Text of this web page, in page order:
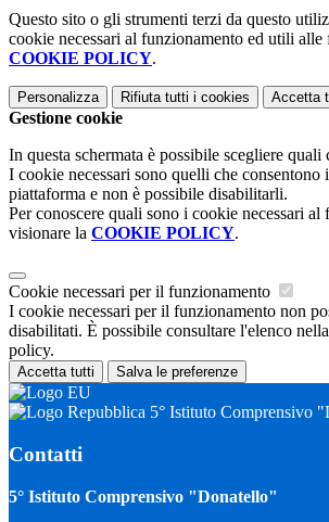
Questo sito o gli strumenti terzi da questo
cookie necessari al funzionamento ed utili
COOKIE POLICY.
Personalizza Rifiuta tutti i cookies Accetta
Gestione cookie
In questa schermata è possibile scegliere quali
I cookie necessari sono quelli che consentono
piattaforma e non è possibile disabilitarli.
Per conoscere quali sono i cookie necessari al
visionare la COOKIE POLICY.
Cookie necessari per il funzionamento
I cookie necessari per il funzionamento non
disabilitati. È possibile consultare l'elenco
policy.
Accetta tutti Salva le preferenze
5° Istituto Comprensivo
Contatti
5° Istituto Comprensivo "Donatello"